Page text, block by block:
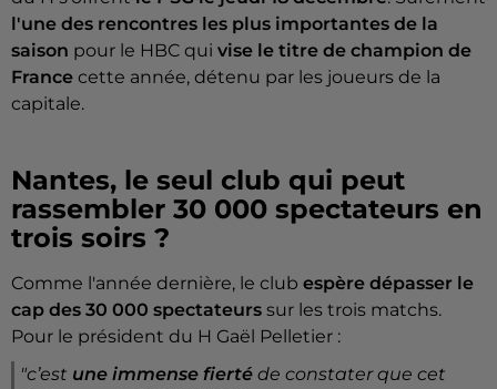
l'une des rencontres les plus importantes de la
saison pour le HBC qui vise le titre de champion de
France cette année, détenu par les joueurs de la
capitale.
Nantes, le seul club qui peut
rassembler 30 000 spectateurs en
trois soirs ?
Comme l'année dernière, le club espère dépasser le
cap des 30 000 spectateurs sur les trois matchs.
Pour le président du H Gaël Pelletier :
"c’est une immense fierté de constater que cet